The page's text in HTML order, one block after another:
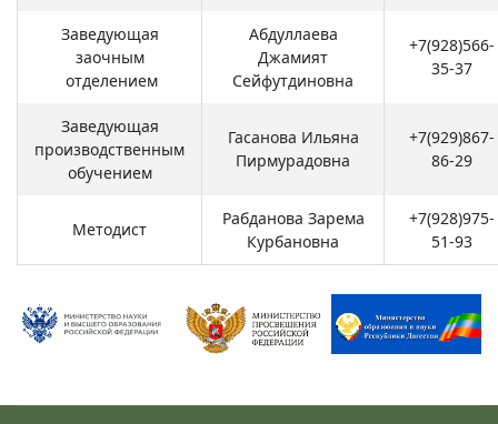
Заведующая
заочным
отделением
Абдуллаева
Джамият
Сейфутдиновна
+7(928)566-
35-37
Заведующая
производственным
обучением
Гасанова Ильяна
Пирмурадовна
+7(929)867-
86-29
Методист
Рабданова Зарема
Курбановна
+7(928)975-
51-93